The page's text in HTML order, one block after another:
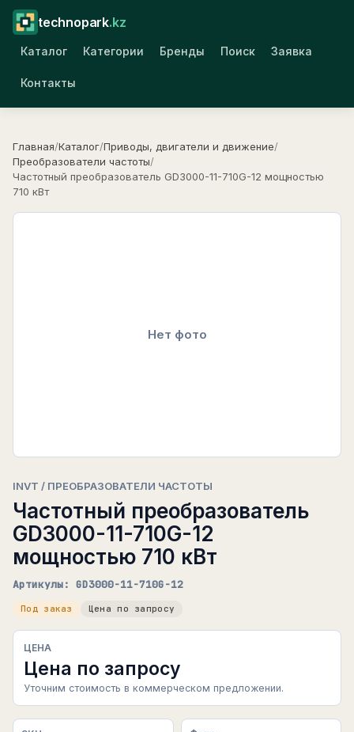
technopark.kz
Каталог Категории Бренды Поиск Заявка
Контакты
Главная/Каталог/Приводы, двигатели и движение/
Преобразователи частоты/
Частотный преобразователь GD3000-11-710G-12 мощностью
710 кВт
Нет фото
INVT / ПРЕОБРАЗОВАТЕЛИ ЧАСТОТЫ
Частотный преобразователь
GD3000-11-710G-12
мощностью 710 кВт
Артикулы: GD3000-11-710G-12
Под заказ Цена по запросу
ЦЕНА
Цена по запросу
Уточним стоимость в коммерческом предложении.